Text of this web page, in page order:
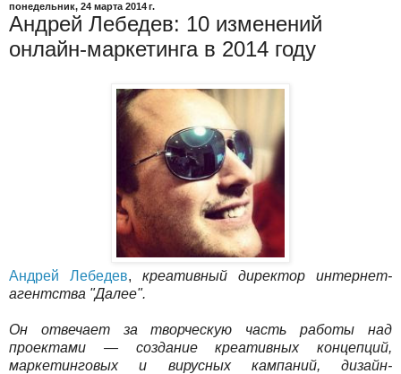
понедельник, 24 марта 2014 г.
Андрей Лебедев: 10 изменений
онлайн-маркетинга в 2014 году
Андрей Лебедев, креативный директор интернет-
агентства "Далее".
Он отвечает за творческую часть работы над
проектами — создание креативных концепций,
маркетинговых и вирусных кампаний, дизайн-